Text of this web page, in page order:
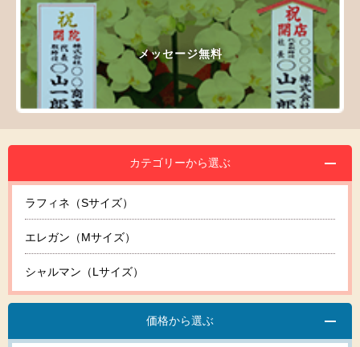
メッセージ無料
カテゴリーから選ぶ
ラフィネ（Sサイズ）
エレガン（Mサイズ）
シャルマン（Lサイズ）
価格から選ぶ